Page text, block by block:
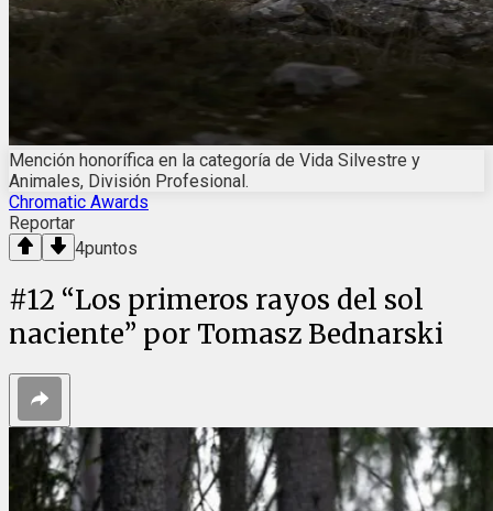
Mención honorífica en la categoría de Vida Silvestre y
Animales, División Profesional.
Chromatic Awards
Reportar
4puntos
#12 “Los primeros rayos del sol
naciente” por Tomasz Bednarski